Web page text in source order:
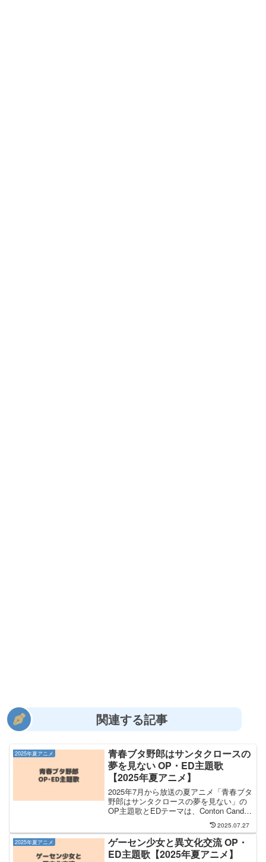
関連する記事
2025年夏アニメ
青春ブタ野郎はサンタクロースの
夢を見ない OP・ED主題歌
【2025年夏アニメ】
2025年7月から放送の夏アニメ「青春ブタ
野郎はサンタクロースの夢を見ない」の
OP主題歌とEDテーマは、Conton Candy
さんと 広川卯月、赤城郁実、姫路紗良、
霧島透子 さんが担当します。OP主題歌
を手掛けるのは Conton Ca...
2025.07.27
2025年夏アニメ
ゲーセン少女と異文化交流 OP・
ED主題歌【2025年夏アニメ】